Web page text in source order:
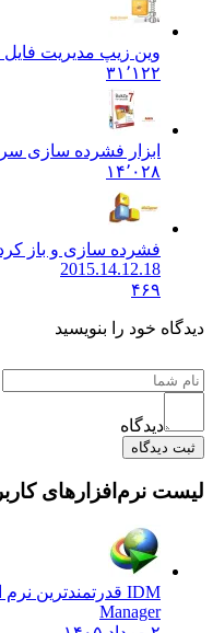
وین زیپ مدیریت فایل فشرده
۳۱٬۱۲۲
ابزار فشرده سازی سریع و
۱۴٬۰۲۸
فشرده سازی و باز کردن
2015.14.12.18
خود را بنویسید
دیدگاه
نرم‌افزارهای کاربردی
Manager